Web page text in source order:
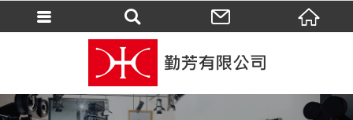
會員登入(燈箱)
加入會員